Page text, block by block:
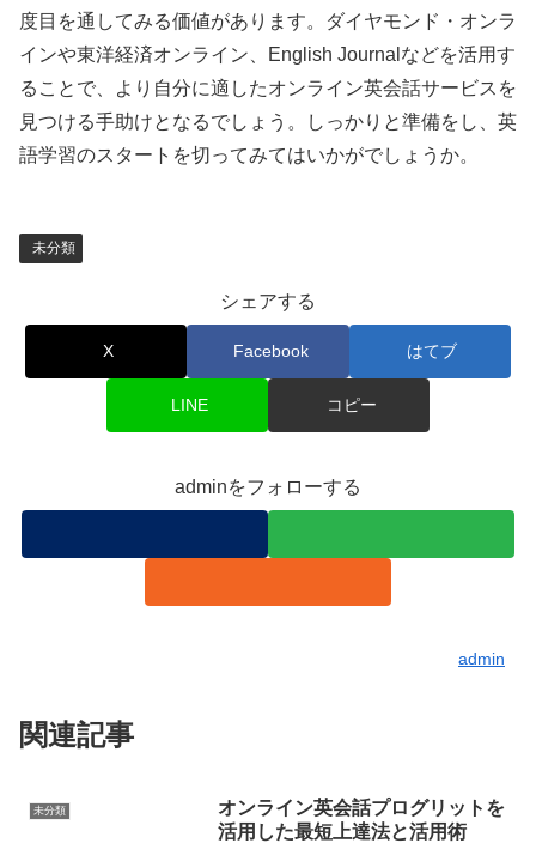
度目を通してみる価値があります。ダイヤモンド・オンラ
インや東洋経済オンライン、English Journalなどを活用す
ることで、より自分に適したオンライン英会話サービスを
見つける手助けとなるでしょう。しっかりと準備をし、英
語学習のスタートを切ってみてはいかがでしょうか。
未分類
シェアする
X Facebook はてブ
LINE コピー
adminをフォローする
admin
関連記事
未分類
オンライン英会話プログリットを
活用した最短上達法と活用術